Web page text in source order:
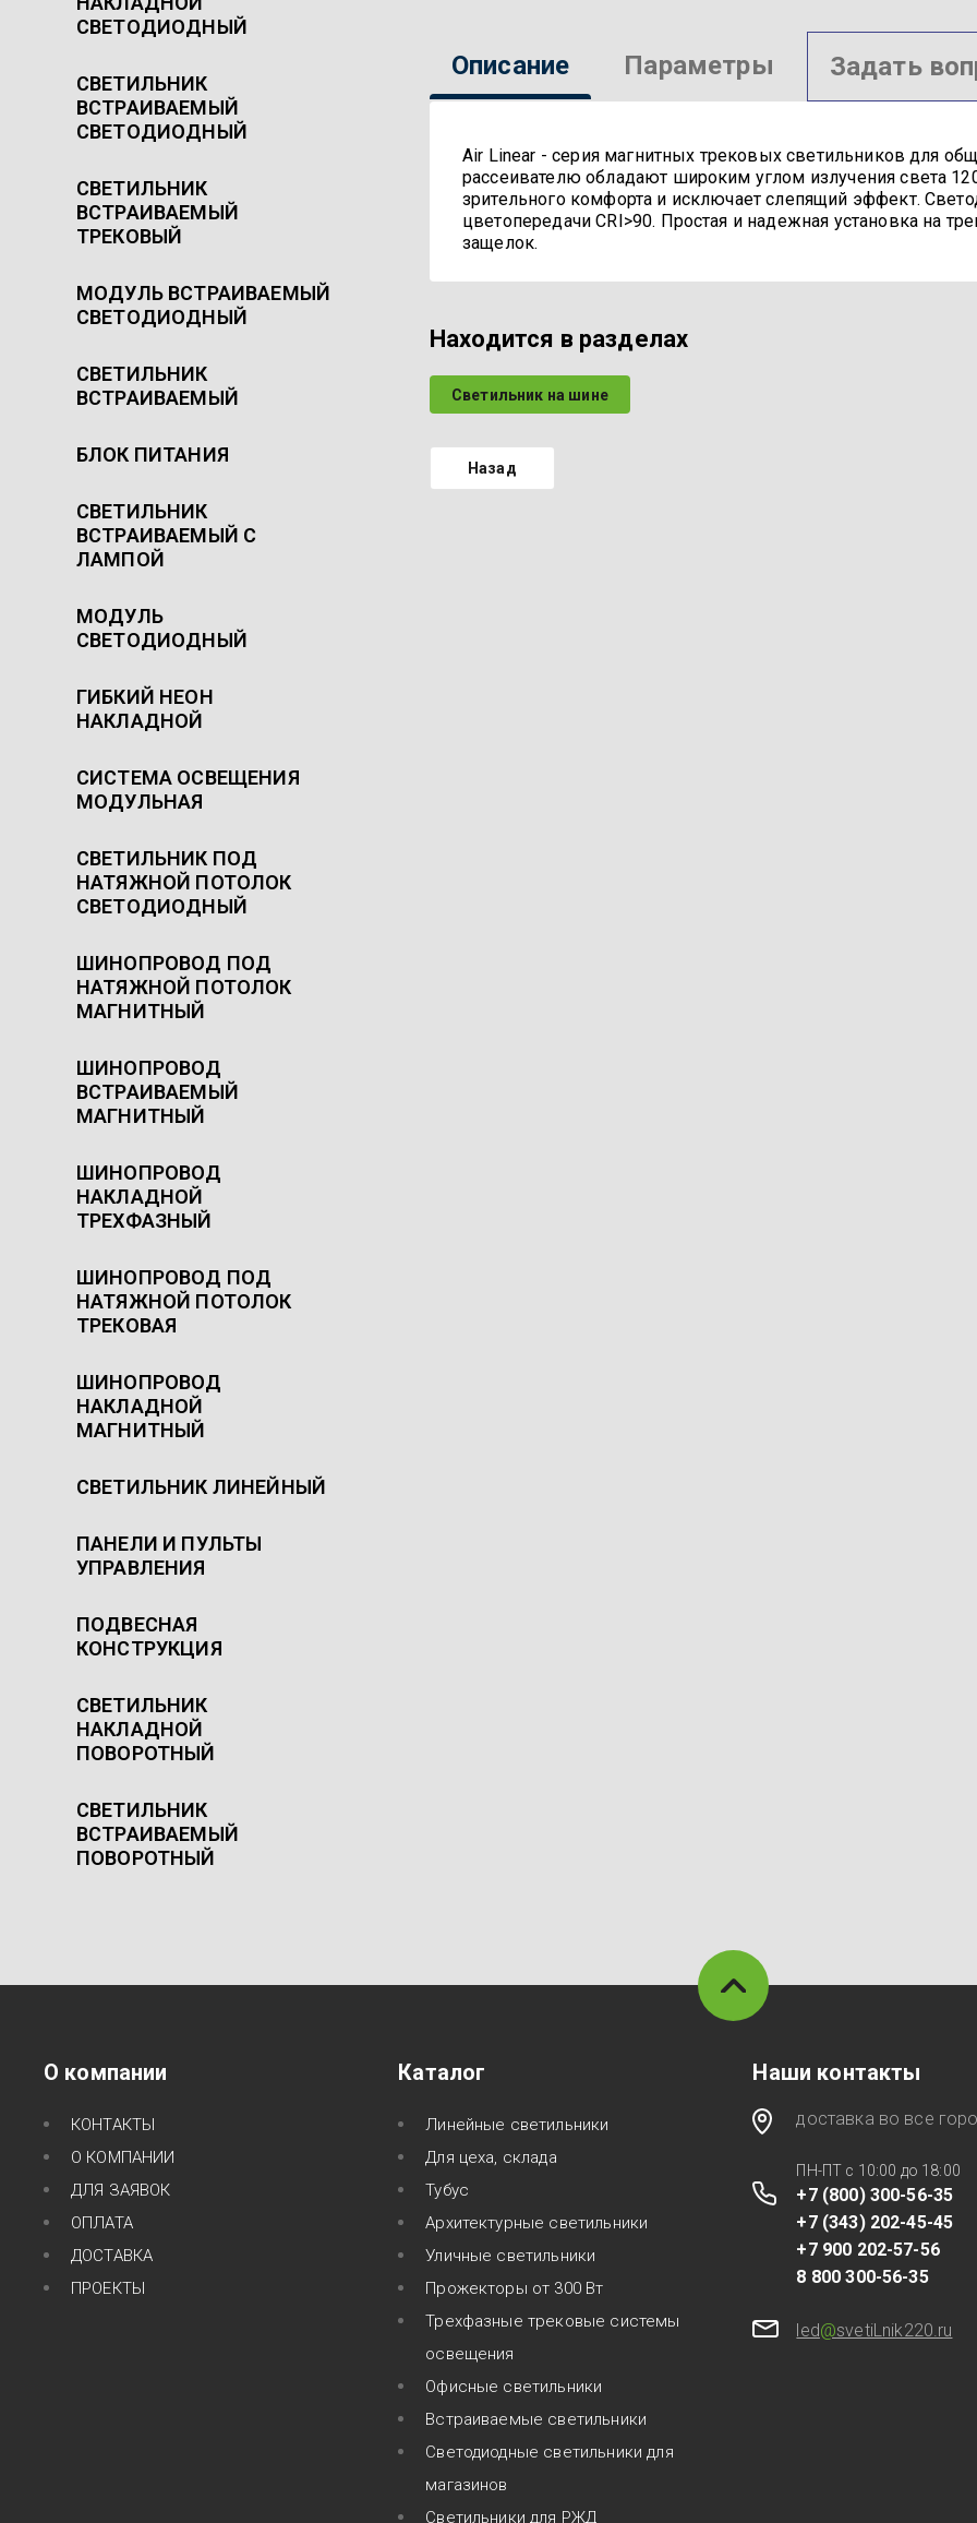
СВЕТОДИОДНЫЙ
СВЕТИЛЬНИК
ВСТРАИВАЕМЫЙ
СВЕТОДИОДНЫЙ
СВЕТИЛЬНИК
ВСТРАИВАЕМЫЙ
ТРЕКОВЫЙ
МОДУЛЬ ВСТРАИВАЕМЫЙ
СВЕТОДИОДНЫЙ
СВЕТИЛЬНИК
ВСТРАИВАЕМЫЙ
БЛОК ПИТАНИЯ
СВЕТИЛЬНИК
ВСТРАИВАЕМЫЙ С
ЛАМПОЙ
МОДУЛЬ
СВЕТОДИОДНЫЙ
ГИБКИЙ НЕОН
НАКЛАДНОЙ
СИСТЕМА ОСВЕЩЕНИЯ
МОДУЛЬНАЯ
СВЕТИЛЬНИК ПОД
НАТЯЖНОЙ ПОТОЛОК
СВЕТОДИОДНЫЙ
ШИНОПРОВОД ПОД
НАТЯЖНОЙ ПОТОЛОК
МАГНИТНЫЙ
ШИНОПРОВОД
ВСТРАИВАЕМЫЙ
МАГНИТНЫЙ
ШИНОПРОВОД
НАКЛАДНОЙ
ТРЕХФАЗНЫЙ
ШИНОПРОВОД ПОД
НАТЯЖНОЙ ПОТОЛОК
ТРЕКОВАЯ
ШИНОПРОВОД
НАКЛАДНОЙ
МАГНИТНЫЙ
СВЕТИЛЬНИК ЛИНЕЙНЫЙ
ПАНЕЛИ И ПУЛЬТЫ
УПРАВЛЕНИЯ
ПОДВЕСНАЯ
КОНСТРУКЦИЯ
СВЕТИЛЬНИК
НАКЛАДНОЙ
ПОВОРОТНЫЙ
СВЕТИЛЬНИК
ВСТРАИВАЕМЫЙ
ПОВОРОТНЫЙ
Описание Параметры Задать
Air Linear - серия магнитных трековых светильников для
рассеивателю обладают широким углом излучения света
зрительного комфорта и исключает слепящий эффект.
цветопередачи CRI>90. Простая и надежная установка на
защелок.
Находится в разделах
Светильник на шине
Назад
О компании
КОНТАКТЫ
О КОМПАНИИ
ДЛЯ ЗАЯВОК
ОПЛАТА
ДОСТАВКА
ПРОЕКТЫ
Каталог
Линейные светильники
Для цеха, склада
Тубус
Архитектурные светильники
Уличные светильники
Прожекторы от 300 Вт
Трехфазные трековые системы
освещения
Офисные светильники
Встраиваемые светильники
Светодиодные светильники для
магазинов
Светильники для РЖД
Наши контакты
доставка во все
ПН-ПТ с 10:00 до 18:00
+7 (800) 300-56-35
+7 (343) 202-45-45
+7 900 202-57-56
8 800 300-56-35
led@svetiLnik220.ru